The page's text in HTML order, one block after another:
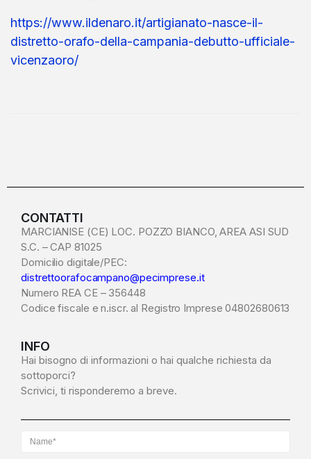
https://www.ildenaro.it/artigianato-nasce-il-
distretto-orafo-della-campania-debutto-ufficiale-
vicenzaoro/
CONTATTI
MARCIANISE (CE) LOC. POZZO BIANCO, AREA ASI SUD
S.C. – CAP 81025
Domicilio digitale/PEC:
distrettoorafocampano@pecimprese.it
Numero REA CE – 356448
Codice fiscale e n.iscr. al Registro Imprese 04802680613
INFO
Hai bisogno di informazioni o hai qualche richiesta da
sottoporci?
Scrivici, ti risponderemo a breve.